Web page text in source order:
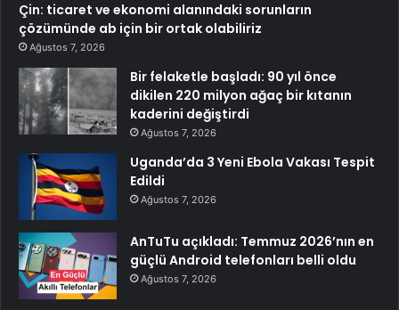
Çin: ticaret ve ekonomi alanındaki sorunların
çözümünde ab için bir ortak olabiliriz
Ağustos 7, 2026
Bir felaketle başladı: 90 yıl önce
dikilen 220 milyon ağaç bir kıtanın
kaderini değiştirdi
Ağustos 7, 2026
Uganda’da 3 Yeni Ebola Vakası Tespit
Edildi
Ağustos 7, 2026
AnTuTu açıkladı: Temmuz 2026’nın en
güçlü Android telefonları belli oldu
Ağustos 7, 2026